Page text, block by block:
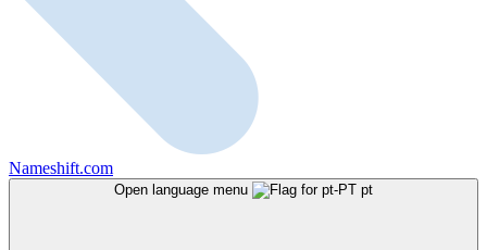
Nameshift.com
Open language menu pt